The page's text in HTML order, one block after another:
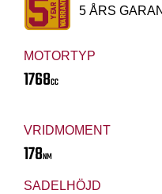
MOTORTYP
1768CC
VRIDMOMENT
178NM
SADELHÖJD
5 ÅRS